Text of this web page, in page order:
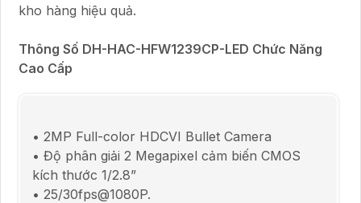
kho hàng hiệu quả.
Thông Số DH-HAC-HFW1239CP-LED Chức Năng
Cao Cấp
• 2MP Full-color HDCVI Bullet Camera
• Độ phân giải 2 Megapixel cảm biến CMOS
kích thước 1/2.8”
• 25/30fps@1080P.